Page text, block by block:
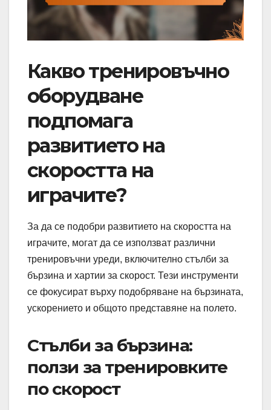
Какво тренировъчно
оборудване
подпомага
развитието на
скоростта на
играчите?
За да се подобри развитието на скоростта на
играчите, могат да се използват различни
тренировъчни уреди, включително стълби за
бързина и хартии за скорост. Тези инструменти
се фокусират върху подобряване на бързината,
ускорението и общото представяне на полето.
Стълби за бързина:
ползи за тренировките
по скорост